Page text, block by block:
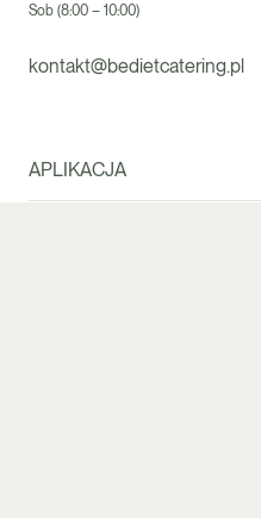
Sob (8:00 – 10:00)
kontakt@bedietcatering.pl
APLIKACJA